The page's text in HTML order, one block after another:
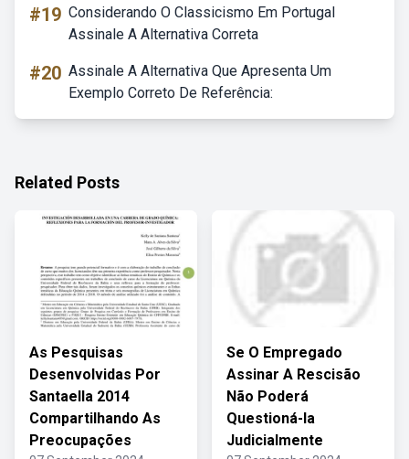
#19 Considerando O Classicismo Em Portugal
Assinale A Alternativa Correta
#20 Assinale A Alternativa Que Apresenta Um
Exemplo Correto De Referência:
Related Posts
As Pesquisas
Desenvolvidas Por
Santaella 2014
Compartilhando As
Preocupações
Se O Empregado
Assinar A Rescisão
Não Poderá
Questioná-la
Judicialmente